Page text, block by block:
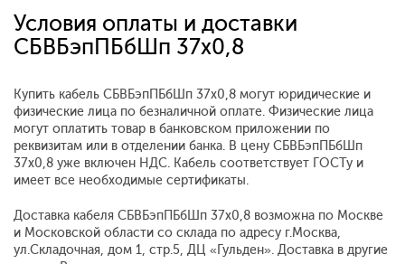
Условия оплаты и доставки
СБВБэпПБбШп 37х0,8
Купить кабель СБВБэпПБбШп 37х0,8 могут юридические и
физические лица по безналичной оплате. Физические лица
могут оплатить товар в банковском приложении по
реквизитам или в отделении банка. В цену СБВБэпПБбШп
37х0,8 уже включен НДС. Кабель соответствует ГОСТу и
имеет все необходимые сертификаты.
Доставка кабеля СБВБэпПБбШп 37х0,8 возможна по Москве
и Московской области со склада по адресу г.Москва,
ул.Складочная, дом 1, стр.5, ДЦ «Гульден». Доставка в другие